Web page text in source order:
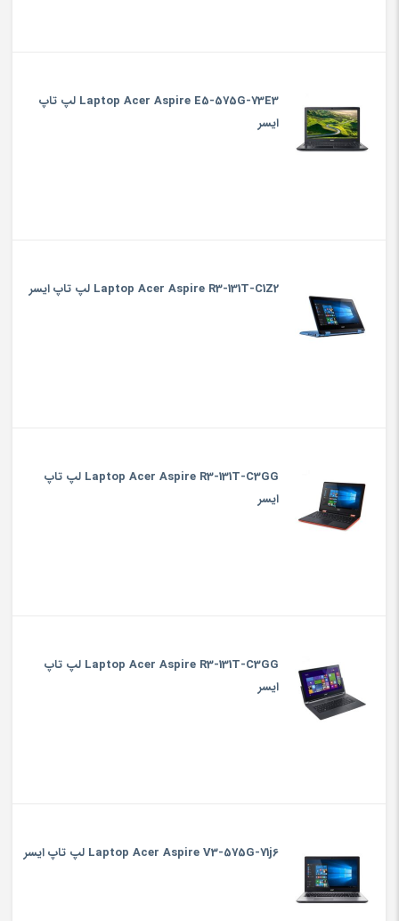
Laptop Acer Aspire E5-575G-73E3 لپ تاپ
ایسر
Laptop Acer Aspire R3-131T-C1Z2 لپ تاپ ایسر
Laptop Acer Aspire R3-131T-C3GG لپ تاپ
ایسر
Laptop Acer Aspire R3-131T-C3GG لپ تاپ
ایسر
Laptop Acer Aspire V3-575G-71j6 لپ تاپ ایسر